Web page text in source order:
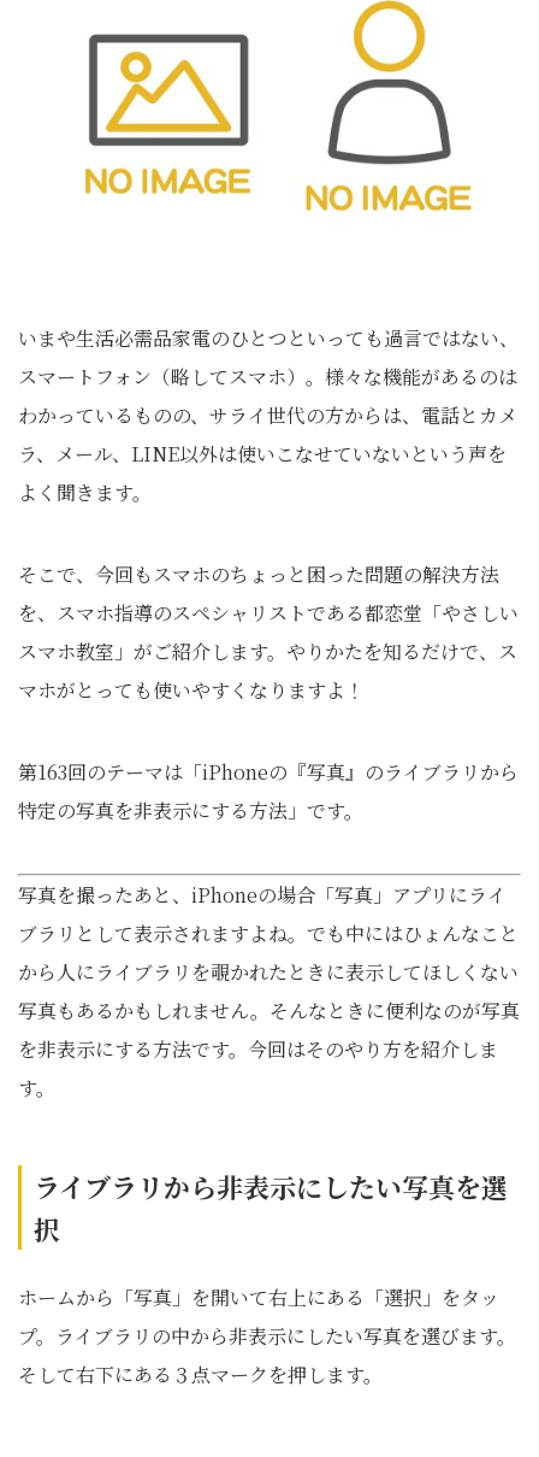
いまや生活必需品家電のひとつといっても過言ではない、
スマートフォン（略してスマホ）。様々な機能があるのは
わかっているものの、サライ世代の方からは、電話とカメ
ラ、メール、LINE以外は使いこなせていないという声を
よく聞きます。
そこで、今回もスマホのちょっと困った問題の解決方法
を、スマホ指導のスペシャリストである都恋堂「やさしい
スマホ教室」がご紹介します。やりかたを知るだけで、ス
マホがとっても使いやすくなりますよ！
第163回のテーマは「iPhoneの『写真』のライブラリから
特定の写真を非表示にする方法」です。
写真を撮ったあと、iPhoneの場合「写真」アプリにライ
ブラリとして表示されますよね。でも中にはひょんなこと
から人にライブラリを覗かれたときに表示してほしくない
写真もあるかもしれません。そんなときに便利なのが写真
を非表示にする方法です。今回はそのやり方を紹介しま
す。
ライブラリから非表示にしたい写真を選
択
ホームから「写真」を開いて右上にある「選択」をタッ
プ。ライブラリの中から非表示にしたい写真を選びます。
そして右下にある３点マークを押します。